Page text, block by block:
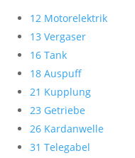
12 Motorelektrik
13 Vergaser
16 Tank
18 Auspuff
21 Kupplung
23 Getriebe
26 Kardanwelle
31 Telegabel